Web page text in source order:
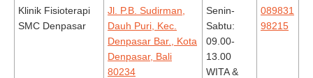
Klinik Fisioterapi
SMC Denpasar
Jl. P.B. Sudirman,
Dauh Puri, Kec.
Denpasar Bar., Kota
Denpasar, Bali
80234
Senin-
Sabtu:
09.00-
13.00
WITA &
089831
98215